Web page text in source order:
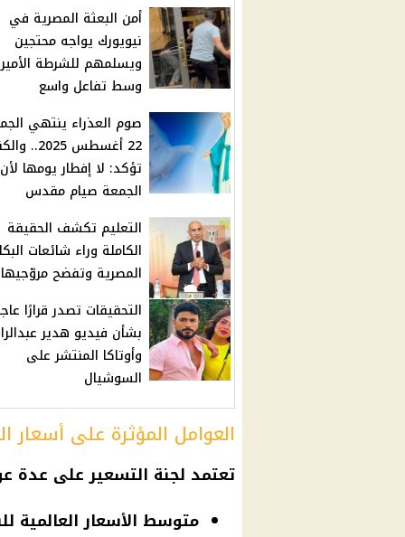
أمن البعثة المصرية في
نيويورك يواجه محتجين
ويسلمهم للشرطة
وسط تفاعل واسع
صوم العذراء ينتهي
22 أغسطس
تؤكد: لا إفطار يومها لأن
الجمعة صيام مقدس
التعليم تكشف الحقيقة
الكاملة وراء شائعات
المصرية وتفضح مروّجيها
التحقيقات تصدر قرارًا
بشأن فيديو هدير
وأوتاكا المنتشر على
السوشيال
العوامل المؤثرة على أسعار
تعتمد لجنة التسعير على عدة
متوسط الأسعار العالمية